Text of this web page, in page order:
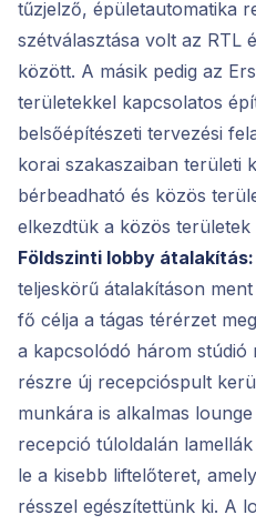
tűzjelző, épületautomatika
szétválasztása volt az RTL
között. A másik pedig az
területekkel kapcsolatos
belsőépítészeti tervezési
korai szakaszaiban területi
bérbeadható és közös
elkezdtük a közös
Földszinti lobby átalakítás:
teljeskörű átalakításon
fő célja a tágas térérzet
a kapcsolódó három stúdió
részre új recepcióspult
munkára is alkalmas
recepció túloldalán
le a kisebb liftelőteret,
résszel egészítettünk ki. A